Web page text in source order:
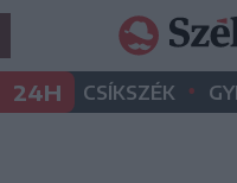
24H CSÍKSZÉK •